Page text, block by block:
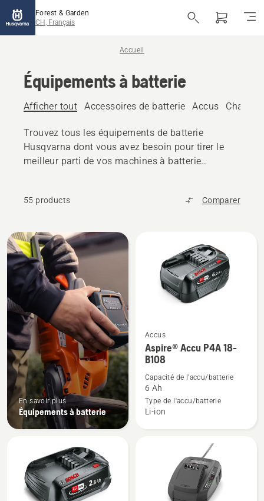
Forest & Garden
CH, Français
Accueil
Équipements à batterie
Afficher tout Accessoires de batterie Accus
Trouvez tous les équipements de batterie
Husqvarna dont vous avez besoin pour tirer le
meilleur parti de vos machines à batterie
rangement.
55 products Comparer
Tous
les
produits
En savoir plus
Équipements à batterie
Voir
plus
de
détails
sur
Aspire®
Accus
Aspire® Accu P4A 18-
B108
Capacité de l'accu/batterie
6 Ah
Type de l'accu/batterie
Li-ion